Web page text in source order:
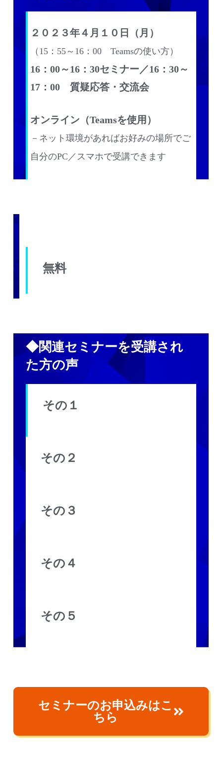
２０２３年４月１０日（月）
（15：55～16：00 Teamsの使い方）
16：00～16：30セミナー／16：30～
17：00 質疑応答・交流会
オンライン（Teamsを使用）
－ネット環境があればお好みの場所でご
自分のPC／スマホで受講できます
無料
◆関連セミナーを受講され
た方の声
その１
その２
その３
その４
その５
セミナーのお申込みはこ
ちら